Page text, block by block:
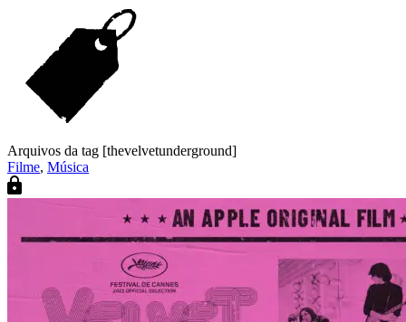
Arquivos da tag [thevelvetunderground]
Filme, Música